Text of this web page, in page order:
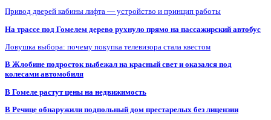
Привод дверей кабины лифта — устройство и принцип работы
На трассе под Гомелем дерево рухнуло прямо на пассажирский автобус
Ловушка выбора: почему покупка телевизора стала квестом
В Жлобине подросток выбежал на красный свет и оказался под
колесами автомобиля
В Гомеле растут цены на недвижимость
В Речице обнаружили подпольный дом престарелых без лицензии